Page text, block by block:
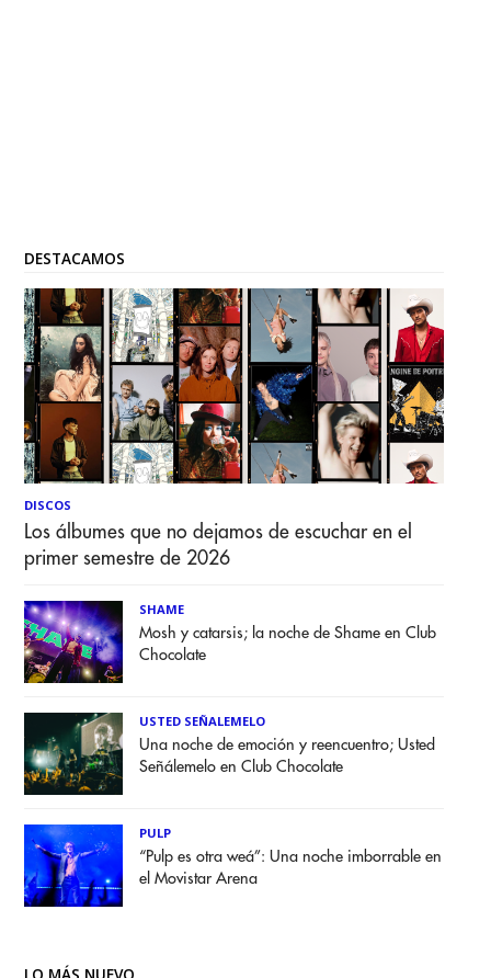
DESTACAMOS
DISCOS
Los álbumes que no dejamos de escuchar en el
primer semestre de 2026
SHAME
Mosh y catarsis; la noche de Shame en Club
Chocolate
USTED SEÑALEMELO
Una noche de emoción y reencuentro; Usted
Señálemelo en Club Chocolate
PULP
“Pulp es otra weá”: Una noche imborrable en
el Movistar Arena